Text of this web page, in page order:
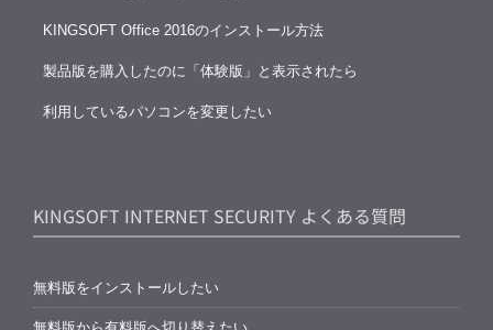
KINGSOFT Office 2016のインストール方法
製品版を購入したのに「体験版」と表示されたら
利用しているパソコンを変更したい
KINGSOFT INTERNET SECURITY よくある質問
無料版をインストールしたい